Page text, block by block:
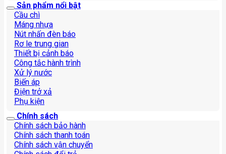
Sản phẩm nổi bật
Cầu chì
Máng nhựa
Nút nhấn đèn báo
Rơ le trung gian
Thiết bị cảnh báo
Công tắc hành trình
Xử lý nước
Biến áp
Điện trở xả
Phụ kiện
Chính sách
Chính sách bảo hành
Chính sách thanh toán
Chính sách vận chuyển